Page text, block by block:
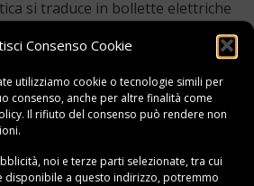
Consenso Cookie
utilizziamo cookie o tecnologie simili per
consenso, anche per altre finalità come
. Il rifiuto del consenso può rendere non
noi e terze parti selezionate, tra cui
disponibile a questo indirizzo, potremmo
si traduce in bollette elettriche
a lungo termine.
un’installazione
è complicato a causa della
le dimensioni dell’unità alle
della stanza, ma questo
futuro.